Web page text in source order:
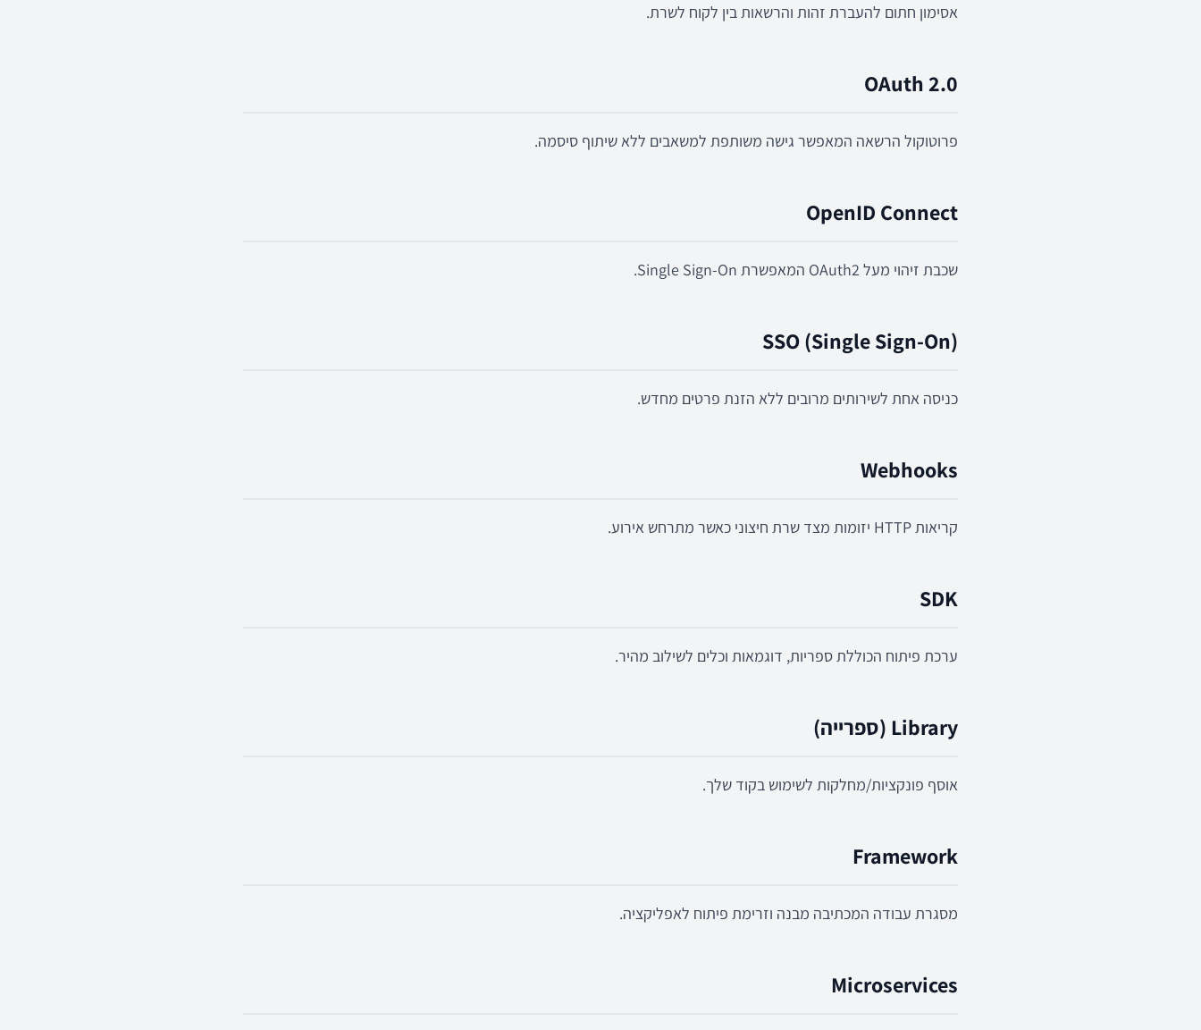
אסימון חתום להעברת זהות והרשאות בין לקוח לשרת.
OAuth 2.0
פרוטוקול הרשאה המאפשר גישה משותפת למשאבים ללא שיתוף סיסמה.
OpenID Connect
שכבת זיהוי מעל OAuth2 המאפשרת Single Sign-On.
SSO (Single Sign-On)
כניסה אחת לשירותים מרובים ללא הזנת פרטים מחדש.
Webhooks
קריאות HTTP יזומות מצד שרת חיצוני כאשר מתרחש אירוע.
SDK
ערכת פיתוח הכוללת ספריות, דוגמאות וכלים לשילוב מהיר.
Library (ספרייה)
אוסף פונקציות/מחלקות לשימוש בקוד שלך.
Framework
מסגרת עבודה המכתיבה מבנה וזרימת פיתוח לאפליקציה.
Microservices